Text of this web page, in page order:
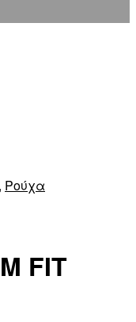
, Ρούχα
FIT